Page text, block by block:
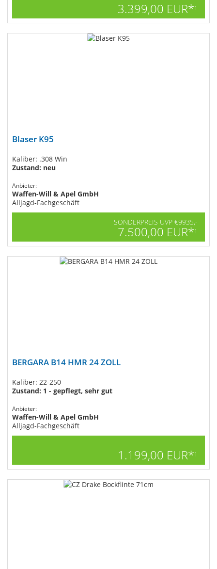
3.399,00 EUR*1
Blaser K95
Kaliber: .308 Win
Zustand: neu
Anbieter:
Waffen-Will & Apel GmbH
Alljagd-Fachgeschäft
SONDERPREIS UVP €9935,-
7.500,00 EUR*1
BERGARA B14 HMR 24 ZOLL
Kaliber: 22-250
Zustand: 1 - gepflegt, sehr gut
Anbieter:
Waffen-Will & Apel GmbH
Alljagd-Fachgeschäft
1.199,00 EUR*1